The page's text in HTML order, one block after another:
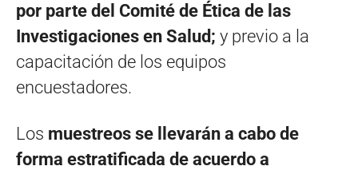
por parte del Comité de Ética de las
Investigaciones en Salud; y previo a la
capacitación de los equipos
encuestadores.
Los muestreos se llevarán a cabo de
forma estratificada de acuerdo a